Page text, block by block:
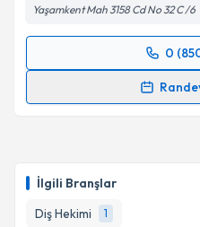
İlgili Branşlar
Diş Hekimi
1
Metni'ni okudum ve
Takvim
Yaşamkent Mah 3158 Cd No 32 C /6
0
Randevu Takvimi
E-posta Adresiniz